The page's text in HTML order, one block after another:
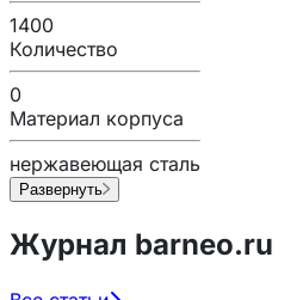
1400
Количество
0
Материал корпуса
нержавеющая сталь
Развернуть
Журнал barneo.ru